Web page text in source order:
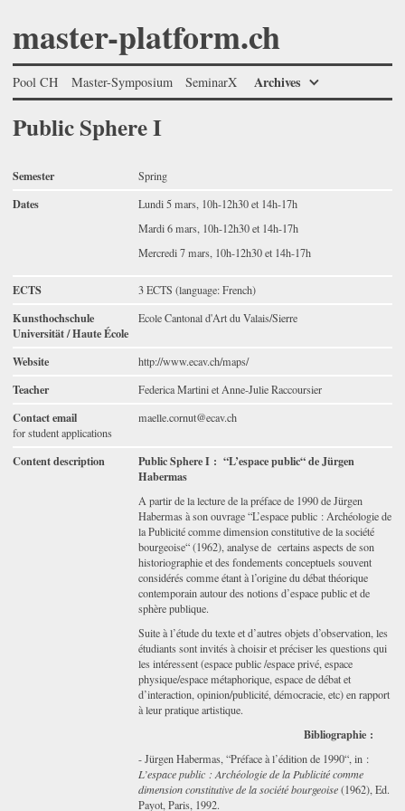
master-platform.ch
Pool CH Master-Symposium SeminarX Archives
Public Sphere I
Semester Spring
Dates
Lundi 5 mars, 10h-12h30 et 14h-17h
Mardi 6 mars, 10h-12h30 et 14h-17h
Mercredi 7 mars, 10h-12h30 et 14h-17h
ECTS 3 ECTS (language: French)
Kunsthochschule
Universität / Haute École
Ecole Cantonal d'Art du Valais/Sierre
Website http://www.ecav.ch/maps/
Teacher Federica Martini et Anne-Julie Raccoursier
Contact email
for student applications
maelle.cornut@ecav.ch
Content description
Public Sphere I : “L’espace public“ de Jürgen
Habermas
A partir de la lecture de la préface de 1990 de Jürgen
Habermas à son ouvrage “L’espace public : Archéologie de
la Publicité comme dimension constitutive de la société
bourgeoise“ (1962), analyse de certains aspects de son
historiographie et des fondements conceptuels souvent
considérés comme étant à l’origine du débat théorique
contemporain autour des notions d’espace public et de
sphère publique.
Suite à l’étude du texte et d’autres objets d’observation, les
étudiants sont invités à choisir et préciser les questions qui
les intéressent (espace public /espace privé, espace
physique/espace métaphorique, espace de débat et
d’interaction, opinion/publicité, démocracie, etc) en rapport
à leur pratique artistique.
Bibliographie :
- Jürgen Habermas, “Préface à l’édition de 1990“, in :
L’espace public : Archéologie de la Publicité comme
dimension constitutive de la société bourgeoise(1962), Ed.
Payot, Paris, 1992.